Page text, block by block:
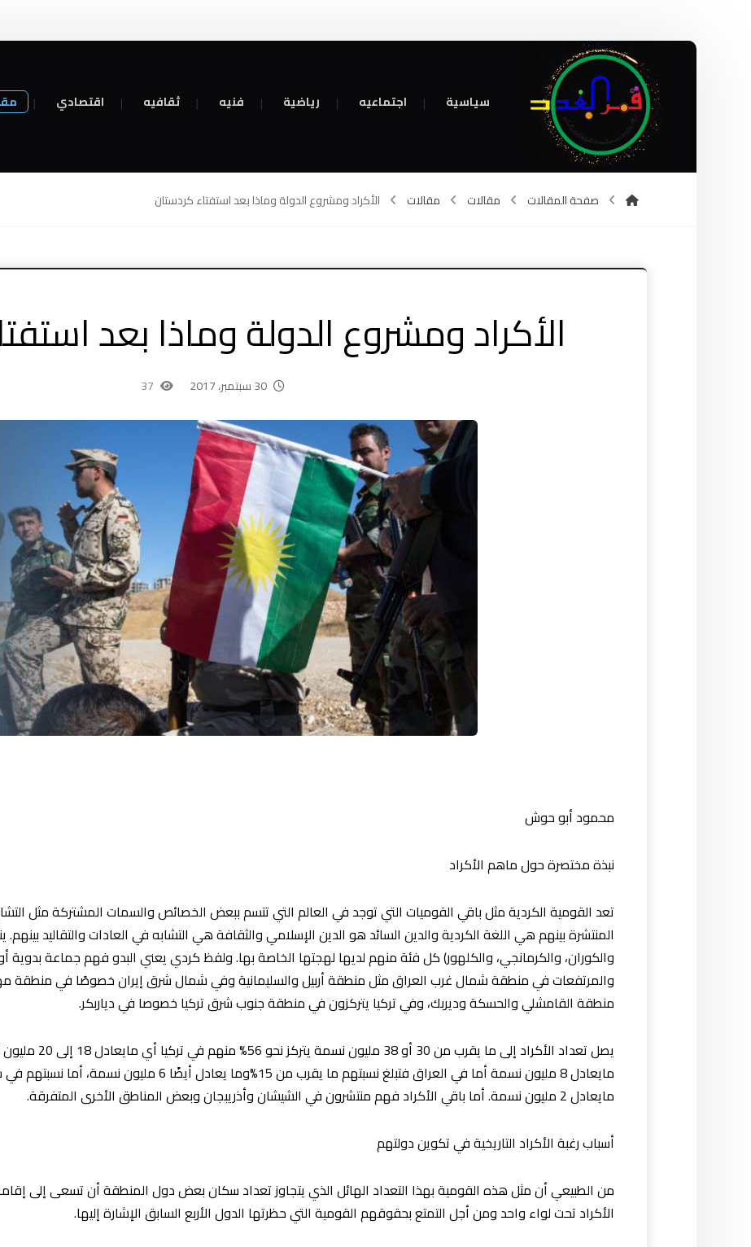
سياسية اجتماعيه رياضية فنيه ثقافيه اقتصادي
صفحة المقالات مقالات مقالات الأكراد ومشروع الدولة وماذا بعد استفتاء كردستان
الأكراد ومشروع الدولة وماذا بعد
30 سبتمبر، 2017 37
محمود أبو حوش
نبذة مختصرة حول ماهم الأكراد
تعد القومية الكردية مثل باقي القوميات التي توجد في العالم التي تتسم ببعض الخصائص والسمات المشتركة مثل
المنتشرة بينهم هي اللغة الكردية والدين السائد هو الدين الإسلامي والثقافة هي التشابه في العادات والتقاليد بينهم.
والكوران، والكرمانجي، والكلهور) كل فئة منهم لديها لهجتها الخاصة بها. ولفظ كردي يعني البدو فهم جماعة بدوية
والمرتفعات في منطقة شمال غرب العراق مثل منطقة أربيل والسليمانية وفي شمال شرق إيران خصوصًا في منطقة
منطقة القامشلي والحسكة وديربك، وفي تركيا يتركزون في منطقة جنوب شرق تركيا خصوصا في دياربكر.
مايعادل 2 مليون نسمة. أما باقي الأكراد فهم منتشرون في الشيشان وأذريبجان وبعض المناطق الأخرى المتفرقة.
أسباب رغبة الأكراد التاريخية في تكوين دولتهم
من الطبيعي أن مثل هذه القومية بهذا التعداد الهائل الذي يتجاوز تعداد سكان بعض دول المنطقة أن تسعى إلى
الأكراد تحت لواء واحد ومن أجل التمتع بحقوقهم القومية التي حظرتها الدول الأربع السابق الإشارة إليها.